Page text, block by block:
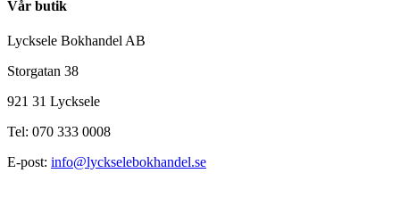
Vår butik
Lycksele Bokhandel AB
Storgatan 38
921 31 Lycksele
Tel: 070 333 0008
E-post: info@lyckselebokhandel.se